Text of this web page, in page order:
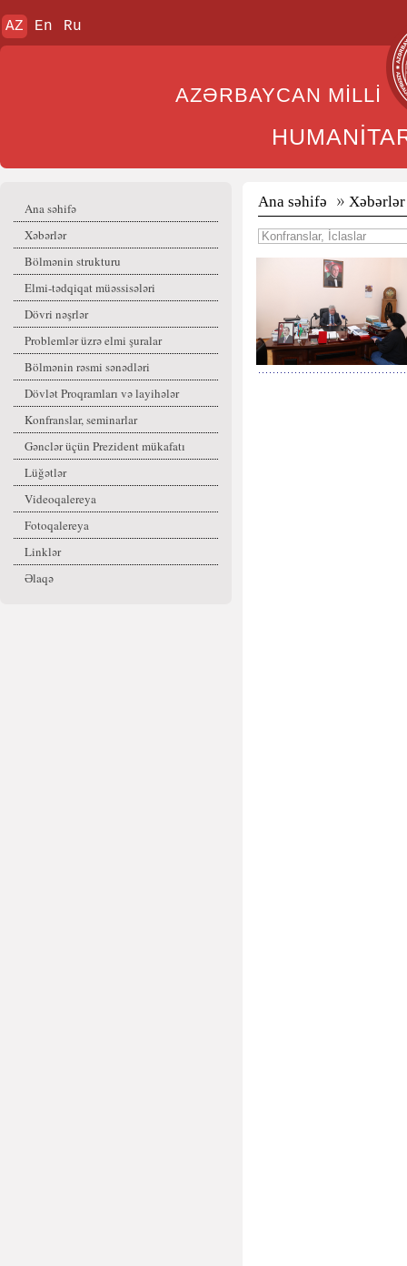
AZ En Ru
AZƏRBAYCAN
Ana səhifə
Xəbərlər
Bölmənin strukturu
Elmi-tədqiqat müəssisələri
Dövri nəşrlər
Problemlər üzrə elmi şuralar
Bölmənin rəsmi sənədləri
Dövlət Proqramları və layihələr
Konfranslar, seminarlar
Gənclər üçün Prezident mükafatı
Lüğətlər
Videoqalereya
Fotoqalereya
Linklər
Əlaqə
Ana səhifə Xəbərlər